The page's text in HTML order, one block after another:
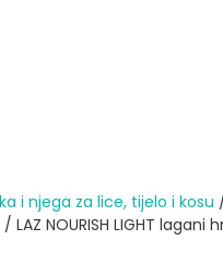
i njega za lice, tijelo i kosu
/ LAZ NOURISH LIGHT lagani